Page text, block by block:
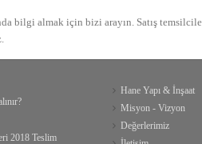
bilgi almak için bizi arayın. Satış
2018 Teslim
Hane Yapı & İnşaat
Misyon - Vizyon
Değerlerimiz